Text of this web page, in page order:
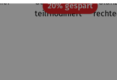
20% gespartRabatt